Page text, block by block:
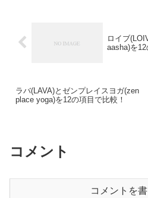
ロイブ
aasha)を12
ラバ(LAVA)とゼンプレイスヨガ(zen
place yoga)を12の項目で比較！
コメント
コメントを